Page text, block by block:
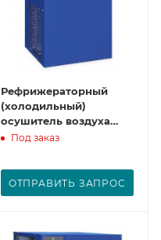
Рефрижераторный
(холодильный)
осушитель воздуха
CDX65
Под заказ
ОТПРАВИТЬ ЗАПРОС